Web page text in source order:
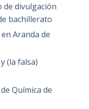
de divulgación
bachillerato
Aranda de
(la falsa)
Química de